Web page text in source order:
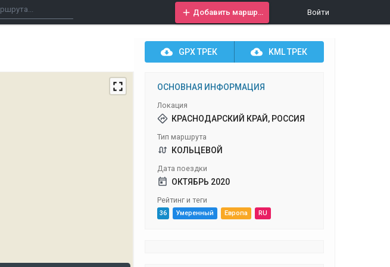
Войти
GPXТРЕК KMLТРЕК
ОСНОВНАЯ ИНФОРМАЦИЯ
Локация
КРАСНОДАРСКИЙ КРАЙ, РОССИЯ
Тип маршрута
КОЛЬЦЕВОЙ
Дата поездки
ОКТЯБРЬ 2020
Рейтинг и теги
36 Умеренный Европа RU